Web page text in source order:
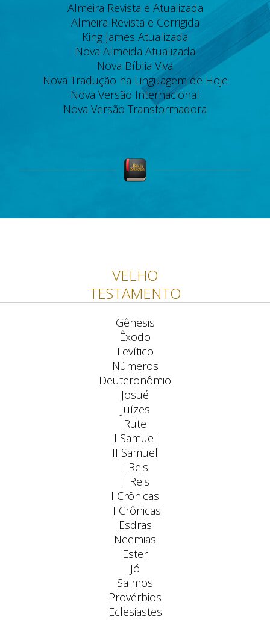
Almeira Revista e Atualizada
Almeira Revista e Corrigida
King James Atualizada
Nova Almeida Atualizada
Nova Bíblia Viva
Nova Tradução na Linguagem de Hoje
Nova Versão Internacional
Nova Versão Transformadora
VELHO
TESTAMENTO
Gênesis
Êxodo
Levítico
Números
Deuteronômio
Josué
Juízes
Rute
I Samuel
II Samuel
I Reis
II Reis
I Crônicas
II Crônicas
Esdras
Neemias
Ester
Jó
Salmos
Provérbios
Eclesiastes